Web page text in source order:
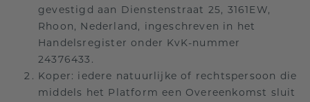
gevestigd aan Dienstenstraat 25, 3161EW,
Rhoon, Nederland, ingeschreven in het
Handelsregister onder KvK-nummer
24376433.
Koper: iedere natuurlijke of rechtspersoon die
middels het Platform een Overeenkomst sluit